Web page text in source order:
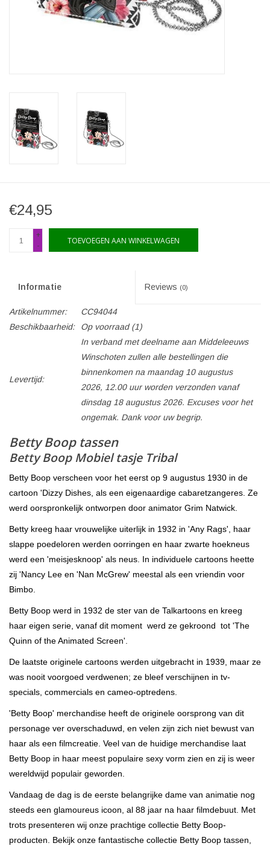
€24,95
+
-
TOEVOEGEN AAN WINKELWAGEN
Informatie Reviews (0)
Artikelnummer:
CC94044
Beschikbaarheid:
Op voorraad(1)
Levertijd:
In verband met deelname aan Middeleeuws
Winschoten zullen alle bestellingen die
binnenkomen na maandag 10 augustus
2026, 12.00 uur worden verzonden vanaf
dinsdag 18 augustus 2026. Excuses voor het
ongemak. Dank voor uw begrip.
Betty Boop tassen
Betty Boop Mobiel tasje Tribal
Betty Boop verscheen voor het eerst op 9 augustus 1930 in de
cartoon 'Dizzy Dishes, als een eigenaardige cabaretzangeres. Ze
werd oorspronkelijk ontworpen door animator Grim Natwick.
Betty kreeg haar vrouwelijke uiterlijk in 1932 in 'Any Rags', haar
slappe poedeloren werden oorringen en haar zwarte hoekneus
werd een 'meisjesknoop' als neus. In individuele cartoons heette
zij 'Nancy Lee en 'Nan McGrew' meestal als een vriendin voor
Bimbo.
Betty Boop werd in 1932 de ster van de Talkartoons en kreeg
haar eigen serie, vanaf dit moment werd ze gekroond tot 'The
Quinn of the Animated Screen'.
De laatste originele cartoons werden uitgebracht in 1939, maar ze
was nooit voorgoed verdwenen; ze bleef verschijnen in tv-
specials, commercials en cameo-optredens.
'Betty Boop' merchandise heeft de originele oorsprong van dit
personage ver overschaduwd, en velen zijn zich niet bewust van
haar als een filmcreatie. Veel van de huidige merchandise laat
Betty Boop in haar meest populaire sexy vorm zien en zij is weer
wereldwijd populair geworden.
Vandaag de dag is de eerste belangrijke dame van animatie nog
steeds een glamoureus icoon, al 88 jaar na haar filmdebuut. Met
trots presenteren wij onze prachtige collectie Betty Boop-
producten. Bekijk onze fantastische collectie Betty Boop tassen,